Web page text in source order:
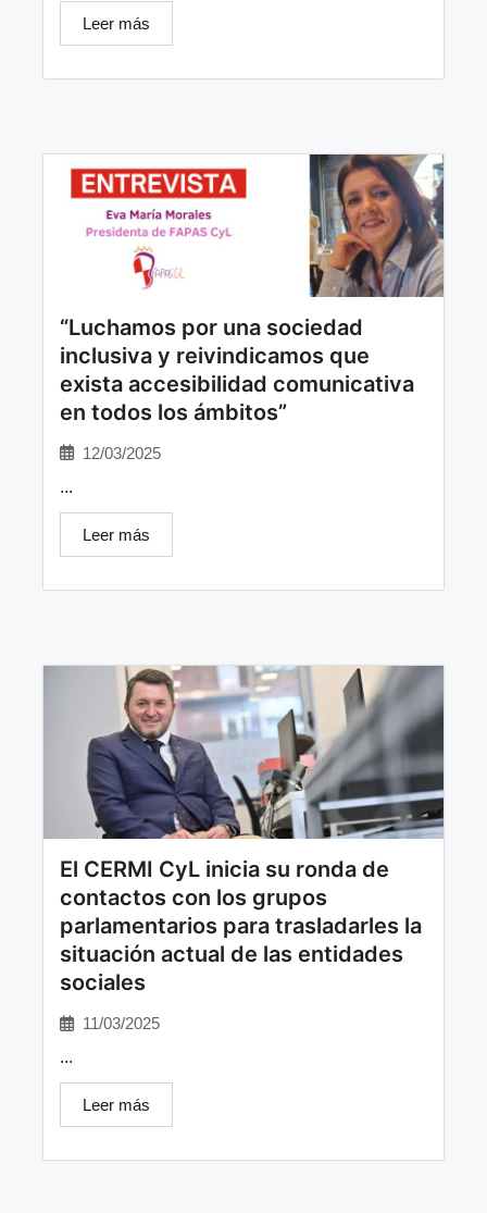
Leer más
“Luchamos por una sociedad
inclusiva y reivindicamos que
exista accesibilidad comunicativa
en todos los ámbitos”
12/03/2025
...
Leer más
El CERMI CyL inicia su ronda de
contactos con los grupos
parlamentarios para trasladarles la
situación actual de las entidades
sociales
11/03/2025
...
Leer más